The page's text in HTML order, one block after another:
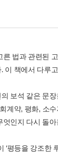
른 법과 관련된
이 책에서 다루
보석 같은 문
계약, 평화, 소
엇인지 다시 돌아
‘평등을 강조